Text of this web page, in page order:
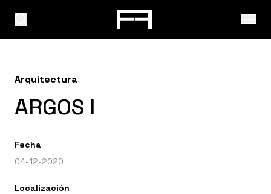
Arquitectura
ARGOS I
Fecha
04-12-2020
Localización